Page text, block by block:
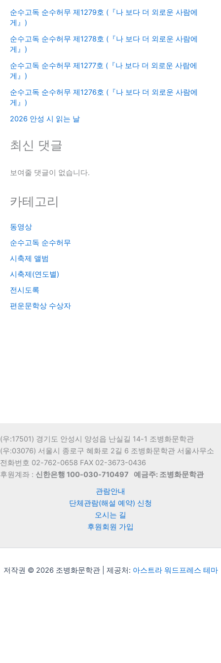
순수고독 순수허무 제1279호 (『나 보다 더 외로운 사람에
게』)
순수고독 순수허무 제1278호 (『나 보다 더 외로운 사람에
게』)
순수고독 순수허무 제1277호 (『나 보다 더 외로운 사람에
게』)
순수고독 순수허무 제1276호 (『나 보다 더 외로운 사람에
게』)
2026 안성 시 읽는 날
최신 댓글
보여줄 댓글이 없습니다.
카테고리
동영상
순수고독 순수허무
시축제 앨범
시축제(연도별)
전시도록
편운문학상 수상자
(우:17501) 경기도 안성시 양성읍 난실길 14-1 조병화문학관
(우:03076) 서울시 종로구 혜화로 2길 6 조병화문학관 서울사무소
전화번호 02-762-0658 FAX 02-3673-0436
후원계좌 : 신한은행 100-030-710497
예금주: 조병화문학관
관람안내
단체관람(해설 예약) 신청
오시는 길
후원회원 가입
저작권 © 2026 조병화문학관 | 제공처: 아스트라 워드프레스 테마